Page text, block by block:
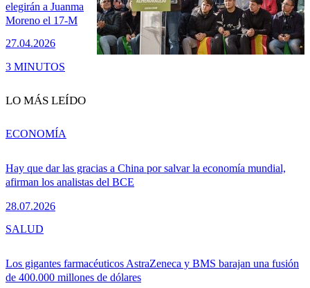
elegirán a Juanma
Moreno el 17‑M
27.04.2026
3 MINUTOS
LO MÁS LEÍDO
Hay que dar las gracias a China por salvar la economía mundial,
afirman los analistas del BCE
28.07.2026
ECONOMÍA
Los gigantes farmacéuticos AstraZeneca y BMS barajan una fusión
de 400.000 millones de dólares
SALUD